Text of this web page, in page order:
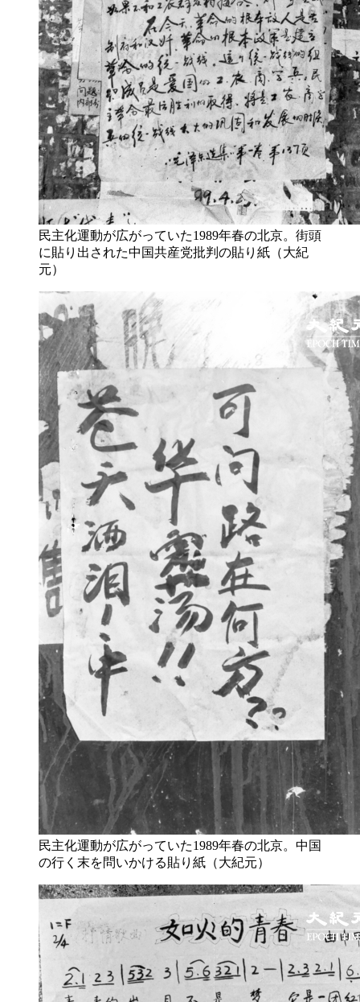
民主化運動が広がっていた1989年春の北京。街頭
に貼り出された中国共産党批判の貼り紙（大紀
元）
民主化運動が広がっていた1989年春の北京。中国
の行く末を問いかける貼り紙（大紀元）